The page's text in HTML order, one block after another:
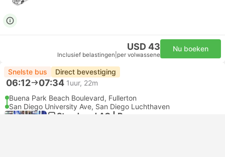
USD 43
Inclusief belastingen per volwassene
Nu boeken
Snelste bus Direct bevestiging
06:12 07:34 1uur, 22m
Buena Park Beach Boulevard, Fullerton
San Diego University Ave, San Diego Luchthaven
Standaard AC | Bus